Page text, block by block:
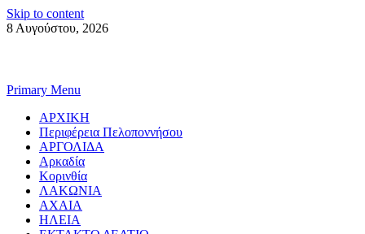
Skip to content
8 Αυγούστου, 2026
Primary Menu
ΑΡΧΙΚΗ
Περιφέρεια Πελοποννήσου
ΑΡΓΟΛΙΔΑ
Αρκαδία
Κορινθία
ΛΑΚΩΝΙΑ
ΑΧΑΙΑ
ΗΛΕΙΑ